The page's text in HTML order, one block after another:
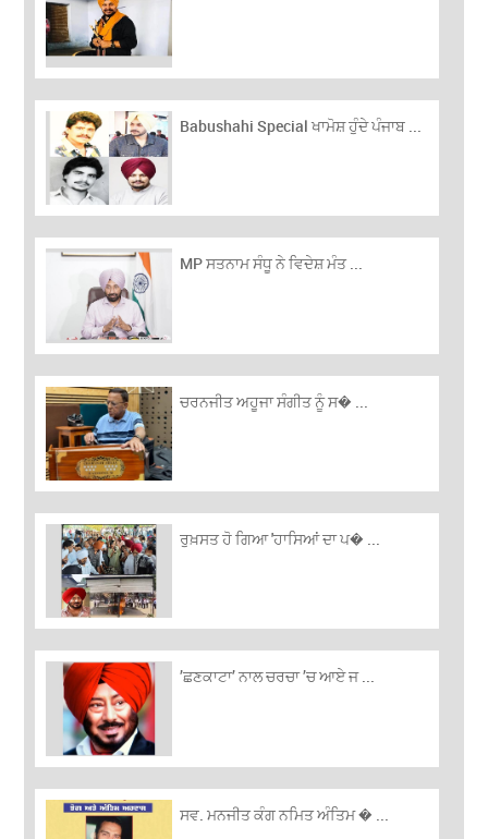
Babushahi Special ਖਾਮੋਸ਼ ਹੁੰਦੇ ਪੰਜਾਬ ...
MP ਸਤਨਾਮ ਸੰਧੂ ਨੇ ਵਿਦੇਸ਼ ਮੰਤ ...
ਚਰਨਜੀਤ ਅਹੂਜਾ ਸੰਗੀਤ ਨੂੰ ਸ� ...
ਰੁਖ਼ਸਤ ਹੋ ਗਿਆ 'ਹਾਸਿਆਂ ਦਾ ਪ� ...
’ਛਣਕਾਟਾ’ ਨਾਲ ਚਰਚਾ ’ਚ ਆਏ ਜ ...
ਸਵ. ਮਨਜੀਤ ਕੰਗ ਨਮਿਤ ਅੰਤਿਮ � ...